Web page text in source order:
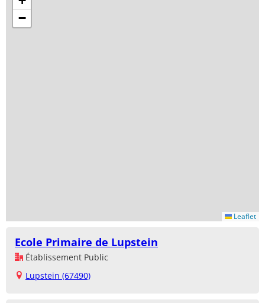
−
Leaflet
Ecole Primaire de Lupstein
Établissement Public
Lupstein (67490)